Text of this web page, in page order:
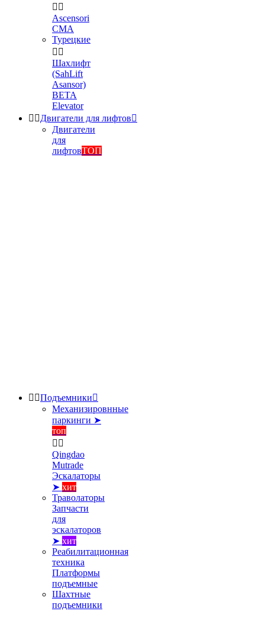
 
Ascensori
CMA
Турецкие
 
Шахлифт
(SahLift
Asansor)
BETA
Elevator
 Двигатели для лифтов
Двигатели
для
лифтовТОП
 Подъемники
Механизировнные
паркинги ➤
топ
 
Qingdao
Mutrade
Эскалаторы
➤ хит
Траволаторы
Запчасти
для
эскалаторов
➤ хит
Реабилитационная
техника
Платформы
подъемные
Шахтные
подъемники